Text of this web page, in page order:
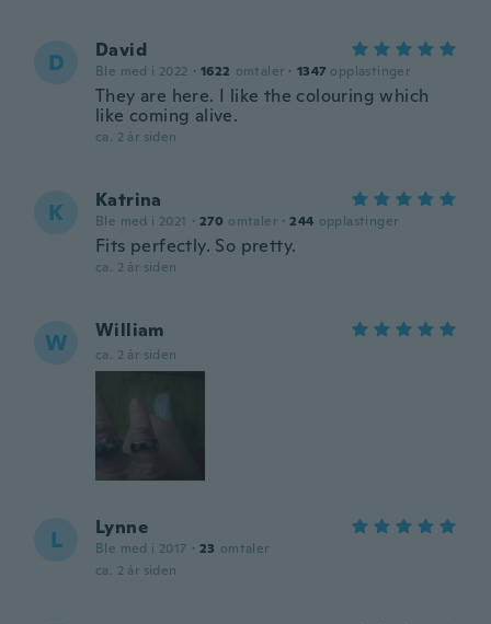
D David
Ble med i 2022 · 1622 omtaler · 1347 opplastinger
They are here. I like the colouring which
like coming alive.
ca. 2 år siden
K Katrina
Ble med i 2021 · 270 omtaler · 244 opplastinger
Fits perfectly. So pretty.
ca. 2 år siden
W William
ca. 2 år siden
L Lynne
Ble med i 2017 · 23 omtaler
ca. 2 år siden